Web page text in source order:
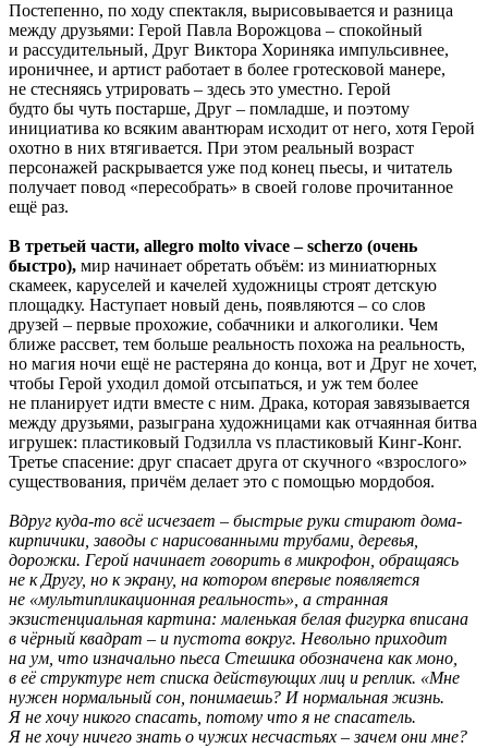
Постепенно, по ходу спектакля, вырисовывается и разница
между друзьями: Герой Павла Ворожцова – спокойный
и рассудительный, Друг Виктора Хориняка импульсивнее,
ироничнее, и артист работает в более гротесковой манере,
не стесняясь утрировать – здесь это уместно. Герой
будто бы чуть постарше, Друг – помладше, и поэтому
инициатива ко всяким авантюрам исходит от него, хотя Герой
охотно в них втягивается. При этом реальный возраст
персонажей раскрывается уже под конец пьесы, и читатель
получает повод «пересобрать» в своей голове прочитанное
ещё раз.
В третьей части, allegro molto vivace – scherzo (очень
быстро), мир начинает обретать объём: из миниатюрных
скамеек, каруселей и качелей художницы строят детскую
площадку. Наступает новый день, появляются – со слов
друзей – первые прохожие, собачники и алкоголики. Чем
ближе рассвет, тем больше реальность похожа на реальность,
но магия ночи ещё не растеряна до конца, вот и Друг не хочет,
чтобы Герой уходил домой отсыпаться, и уж тем более
не планирует идти вместе с ним. Драка, которая завязывается
между друзьями, разыграна художницами как отчаянная битва
игрушек: пластиковый Годзилла vs пластиковый Кинг-Конг.
Третье спасение: друг спасает друга от скучного «взрослого»
существования, причём делает это с помощью мордобоя.
Вдруг куда-то всё исчезает – быстрые руки стирают дома-
кирпичики, заводы с нарисованными трубами, деревья,
дорожки. Герой начинает говорить в микрофон, обращаясь
не к Другу, но к экрану, на котором впервые появляется
не «мультипликационная реальность», а странная
экзистенциальная картина: маленькая белая фигурка вписана
в чёрный квадрат – и пустота вокруг. Невольно приходит
на ум, что изначально пьеса Стешика обозначена как моно,
в её структуре нет списка действующих лиц и реплик. «Мне
нужен нормальный сон, понимаешь? И нормальная жизнь.
Я не хочу никого спасать, потому что я не спасатель.
Я не хочу ничего знать о чужих несчастьях – зачем они мне?